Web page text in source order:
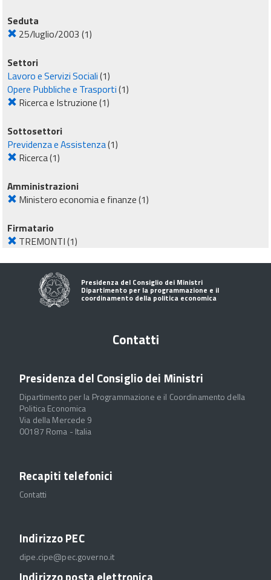
Seduta
25/luglio/2003 (1)
Settori
Lavoro e Servizi Sociali(1)
Opere Pubbliche e Trasporti(1)
Ricerca e Istruzione(1)
Sottosettori
Previdenza e Assistenza(1)
Ricerca(1)
Amministrazioni
Ministero economia e finanze(1)
Firmatario
TREMONTI(1)
Presidenza del Consiglio dei Ministri
Dipartimento per la programmazione e il
coordinamento della politica economica
Contatti
Presidenza del Consiglio dei Ministri
Dipartimento per la Programmazione e il Coordinamento della
Politica Economica
Via della Mercede 9
00187 Roma - Italia
Recapiti telefonici
Contatti
Indirizzo PEC
dipe.cipe@pec.governo.it